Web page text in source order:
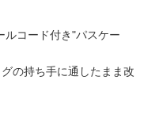
ルコード付き"パスケー
の持ち手に通したまま改